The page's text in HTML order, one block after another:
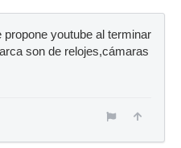
youtube al terminar
son de relojes,cámaras